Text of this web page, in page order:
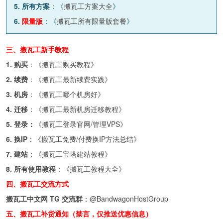
5. 所有方案 ：《搬瓦工方案大全》
6. 限量版 ：《搬瓦工所有限量版套餐》
三、搬瓦工新手教程
1. 购买 ：《搬瓦工购买教程》
2. 续费 ：《搬瓦工最新续费实践》
3. 机房 ：《搬瓦工哪个机房好》
4. 迁移 ：《搬瓦工最新机房迁移教程》
5. 登录：
《搬瓦工登录官网/管理VPS》
6. 换IP ：《搬瓦工免费/付费换IP方法总结》
7. 建站 ：《搬瓦工宝塔建站教程》
8. 所有使用教程 ：《搬瓦工教程大全》
四、搬瓦工交流方式
搬瓦工中文网 TG 交流群 ： @BandwagonHostGroup
五、搬瓦工补货通知（禁言，仅推送优惠信息）